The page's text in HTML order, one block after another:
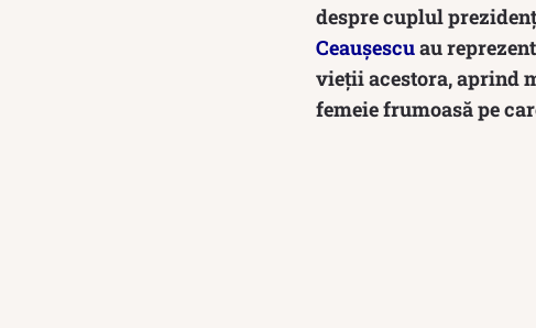
despre cuplul
Ceaușescuau
vieții acestora, aprind
femeie frumoasă pe